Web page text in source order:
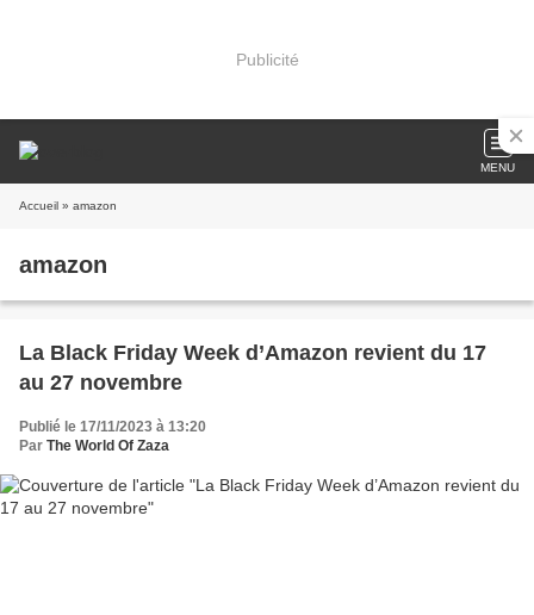
Publicité
MENU
Accueil » amazon
amazon
La Black Friday Week d’Amazon revient du 17
au 27 novembre
Publié le 17/11/2023 à 13:20
Par The World Of Zaza